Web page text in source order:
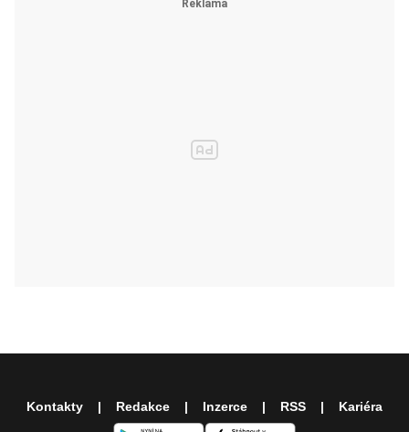
Kontakty Redakce Inzerce RSS Kariéra